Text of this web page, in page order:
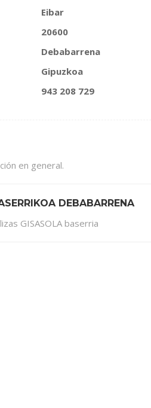
Eibar
20600
Debabarrena
Gipuzkoa
943 208 729
en general.
DEBABARRENA
GISASOLA baserria